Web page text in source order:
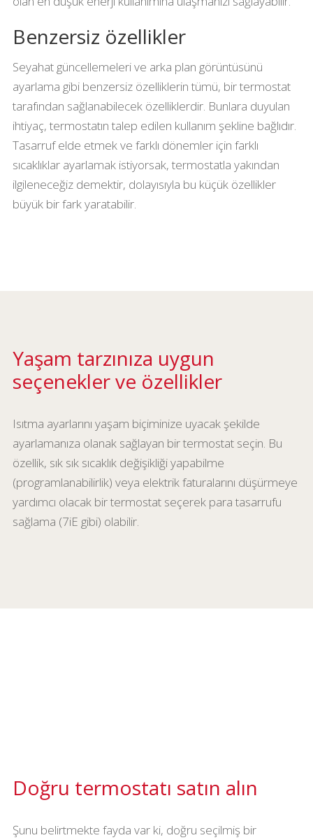
Benzersiz özellikler
Seyahat güncellemeleri ve arka plan görüntüsünü
ayarlama gibi benzersiz özelliklerin tümü, bir termostat
tarafından sağlanabilecek özelliklerdir. Bunlara duyulan
ihtiyaç, termostatın talep edilen kullanım şekline bağlıdır.
Tasarruf elde etmek ve farklı dönemler için farklı
sıcaklıklar ayarlamak istiyorsak, termostatla yakından
ilgileneceğiz demektir, dolayısıyla bu küçük özellikler
büyük bir fark yaratabilir.
Yaşam tarzınıza uygun
seçenekler ve özellikler
Isıtma ayarlarını yaşam biçiminize uyacak şekilde
ayarlamanıza olanak sağlayan bir termostat seçin. Bu
özellik, sık sık sıcaklık değişikliği yapabilme
(programlanabilirlik) veya elektrik faturalarını düşürmeye
yardımcı olacak bir termostat seçerek para tasarrufu
sağlama (7iE gibi) olabilir.
Doğru termostatı satın alın
Şunu belirtmekte fayda var ki, doğru seçilmiş bir